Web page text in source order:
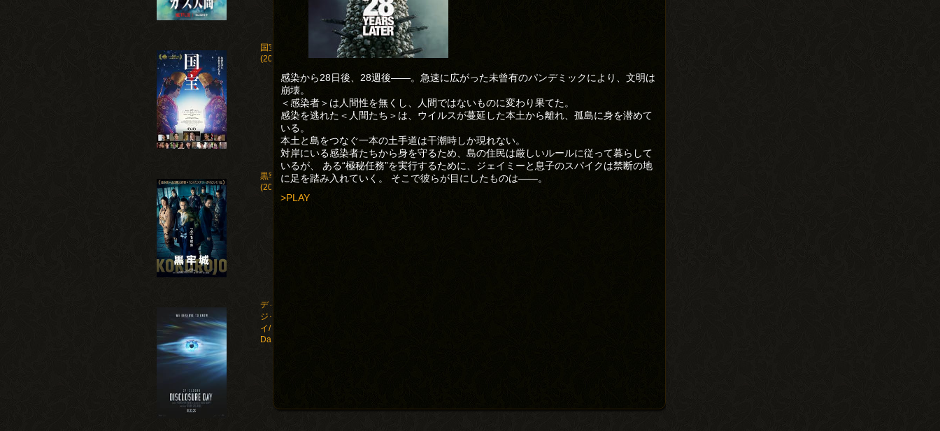
国宝
(2025)
黒牢城
(2026)
ディスクロー
ジャー・デ
イ/Disclosure
Day(2026)
感染から28日後、28週後——。急速に広がった未曾有のパンデミックにより、文明は
崩壊。
＜感染者＞は人間性を無くし、人間ではないものに変わり果てた。
感染を逃れた＜人間たち＞は、ウイルスが蔓延した本土から離れ、孤島に身を潜めて
いる。
本土と島をつなぐ一本の土手道は干潮時しか現れない。
対岸にいる感染者たちから身を守るため、島の住民は厳しいルールに従って暮らして
いるが、 ある“極秘任務”を実行するために、ジェイミーと息子のスパイクは禁断の地
に足を踏み入れていく。 そこで彼らが目にしたものは——。
>PLAY